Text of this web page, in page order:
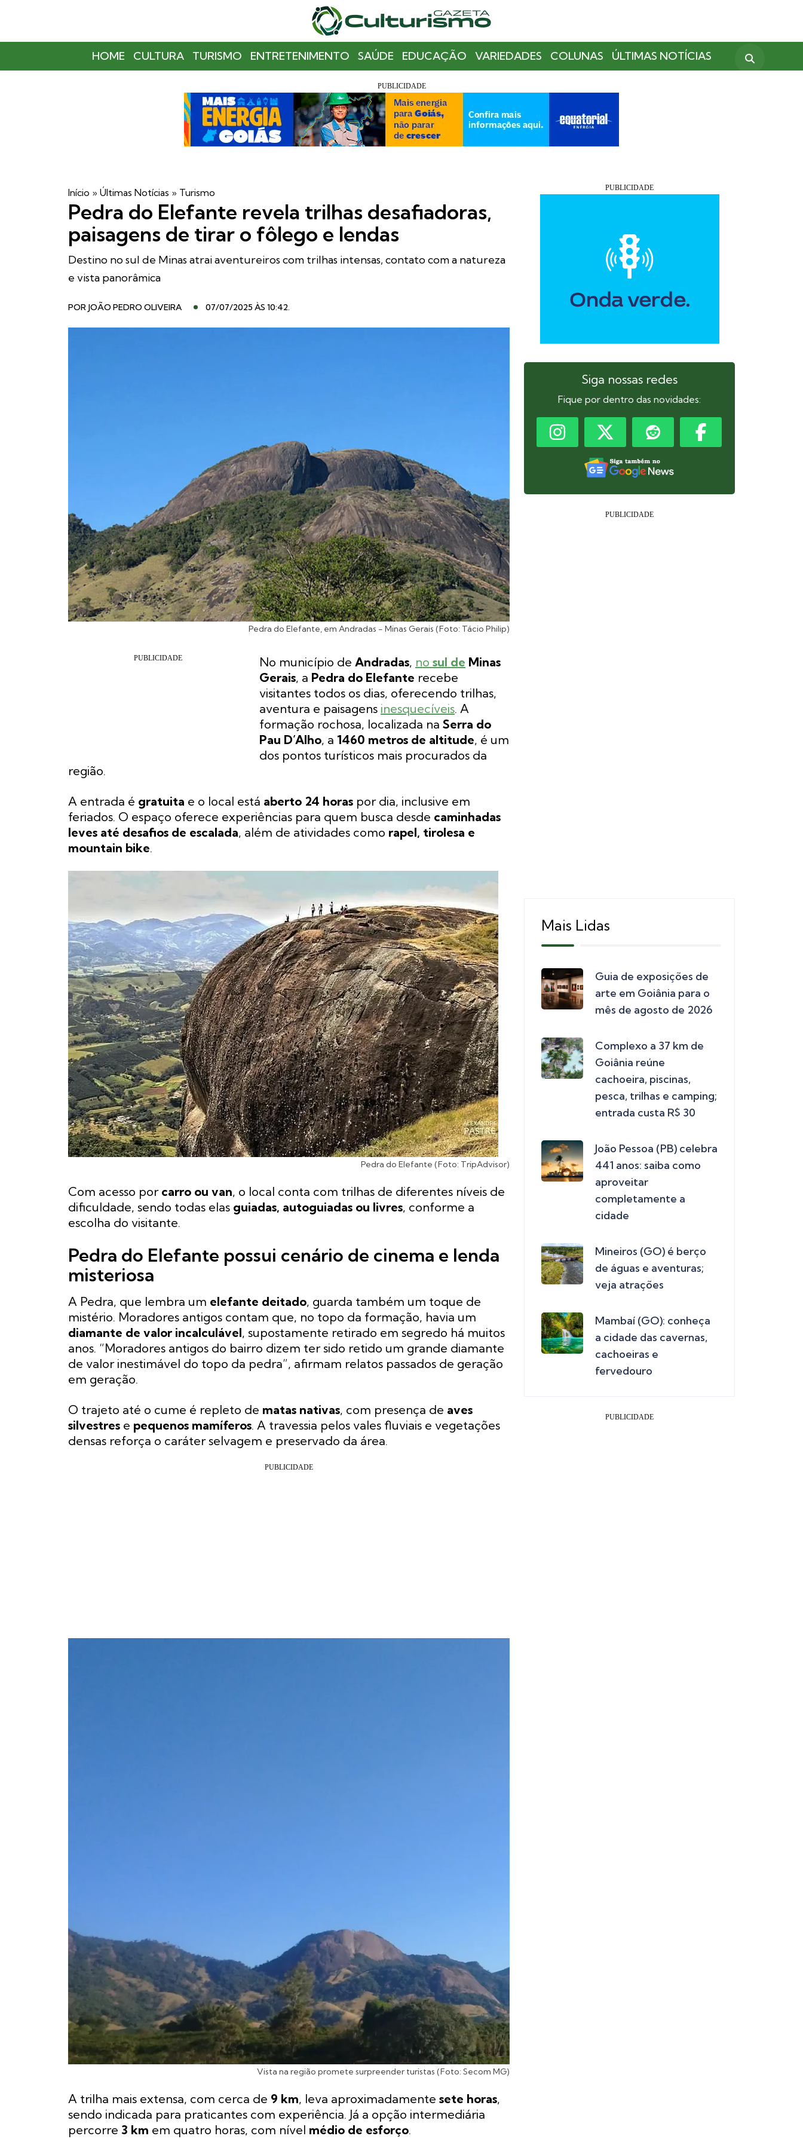
HOME CULTURA TURISMO ENTRETENIMENTO SAÚDE EDUCAÇÃO VARIEDADES COLUNAS ÚLTIMAS NOTÍCIAS
Início » Últimas Notícias » Turismo
Pedra do Elefante revela trilhas desafiadoras,
paisagens de tirar o fôlego e lendas
Destino no sul de Minas atrai aventureiros com trilhas intensas, contato com a natureza
e vista panorâmica
POR JOÃO PEDRO OLIVEIRA 07/07/2025 ÀS 10:42.
Pedra do Elefante, em Andradas - Minas Gerais (Foto: Tácio Philip)
No município de Andradas, no sul de Minas
Gerais, a Pedra do Elefante recebe
visitantes todos os dias, oferecendo trilhas,
aventura e paisagens inesquecíveis. A
formação rochosa, localizada na Serra do
Pau D’Alho, a 1460 metros de altitude, é um
dos pontos turísticos mais procurados da
região.
A entrada é gratuita e o local está aberto 24 horas por dia, inclusive em
feriados. O espaço oferece experiências para quem busca desde caminhadas
leves até desafios de escalada, além de atividades como rapel, tirolesa e
mountain bike.
Pedra do Elefante (Foto: TripAdvisor)
Com acesso por carro ou van, o local conta com trilhas de diferentes níveis de
dificuldade, sendo todas elas guiadas, autoguiadas ou livres, conforme a
escolha do visitante.
Pedra do Elefante possui cenário de cinema e lenda
misteriosa
A Pedra, que lembra um elefante deitado, guarda também um toque de
mistério. Moradores antigos contam que, no topo da formação, havia um
diamante de valor incalculável, supostamente retirado em segredo há muitos
anos. “Moradores antigos do bairro dizem ter sido retido um grande diamante
de valor inestimável do topo da pedra”, afirmam relatos passados de geração
em geração.
O trajeto até o cume é repleto de matas nativas, com presença de aves
silvestres e pequenos mamíferos. A travessia pelos vales fluviais e vegetações
densas reforça o caráter selvagem e preservado da área.
Vista na região promete surpreender turistas (Foto: Secom MG)
A trilha mais extensa, com cerca de 9 km, leva aproximadamente sete horas,
sendo indicada para praticantes com experiência. Já a opção intermediária
percorre 3 km em quatro horas, com nível médio de esforço.
Siga nossas redes
Fique por dentro das novidades:
Mais Lidas
Guia de exposições de
arte em Goiânia para o
mês de agosto de 2026
Complexo a 37 km de
Goiânia reúne
cachoeira, piscinas,
pesca, trilhas e camping;
entrada custa R$ 30
João Pessoa (PB) celebra
441 anos: saiba como
aproveitar
completamente a
cidade
Mineiros (GO) é berço
de águas e aventuras;
veja atrações
Mambaí (GO): conheça
a cidade das cavernas,
cachoeiras e
fervedouro